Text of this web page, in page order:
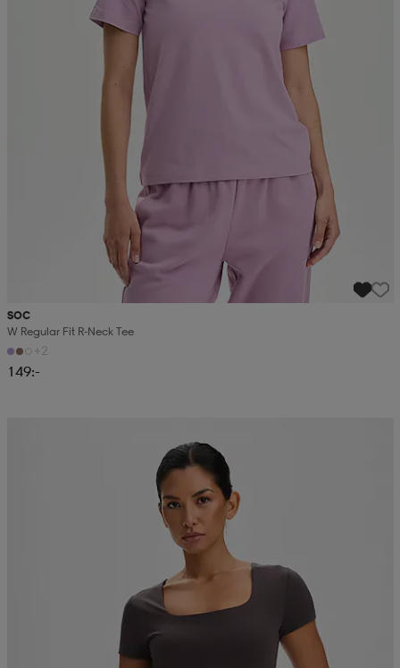
SOC
W Regular Fit R-Neck Tee
+2
149:-